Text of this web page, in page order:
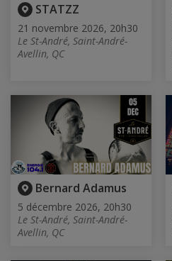
STATZZ
21 novembre 2026, 20h30
Le St-André, Saint-André-
Avellin, QC
Bernard Adamus
5 décembre 2026, 20h30
Le St-André, Saint-André-
Avellin, QC